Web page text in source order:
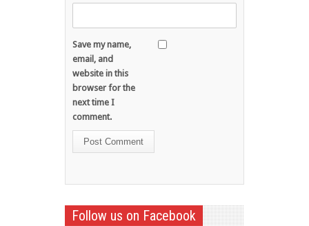
Save my name,
email, and
website in this
browser for the
next time I
comment.
Follow us on Facebook